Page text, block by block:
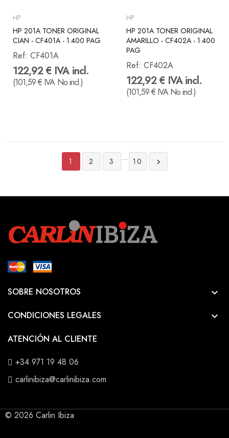
HP
HP 201A TONER ORIGINAL
CIAN - CF401A - 1.400 PAG
Ref: CF401A
122,92 € IVA incl.
(101,59 € IVA No incl.)
HP
HP 201A TONER ORIGINAL
AMARILLO - CF402A - 1.400
PAG
Ref: CF402A
122,92 € IVA incl.
(101,59 € IVA No incl.)
1 2 3 … 10 
SOBRE NOSOTROS 
CONDICIONES LEGALES 
ATENCIÓN AL CLIENTE
+34 971 19 48 06
carlinibiza@carlinibiza.com
© 2026 Carlin Ibiza